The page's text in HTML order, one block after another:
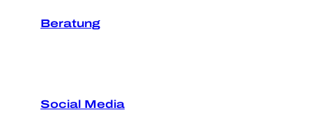
Beratung
Social Media